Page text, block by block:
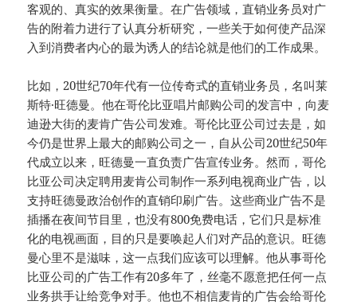
客观的、真实的效果衡量。在广告领域，直销业务员对广
告的附着力进行了认真分析研究，一些关于如何使产品深
入到消费者内心的最为诱人的结论就是他们的工作成果。
比如，20世纪70年代有一位传奇式的直销业务员，名叫莱
斯特·旺德曼。他在哥伦比亚唱片邮购公司的发言中，向麦
迪逊大街的麦肯广告公司发难。哥伦比亚公司过去是，如
今仍是世界上最大的邮购公司之一，自从公司20世纪50年
代成立以来，旺德曼一直负责广告宣传业务。然而，哥伦
比亚公司决定聘用麦肯公司制作一系列电视商业广告，以
支持旺德曼政治创作的直销印刷广告。这些商业广告不是
插播在夜间节目里，也没有800免费电话，它们只是标准
化的电视画面，目的只是要唤起人们对产品的意识。旺德
曼心里不是滋味，这一点我们应该可以理解。他从事哥伦
比亚公司的广告工作有20多年了，丝毫不愿意把任何一点
业务拱手让给竞争对手。他也不相信麦肯的广告会给哥伦